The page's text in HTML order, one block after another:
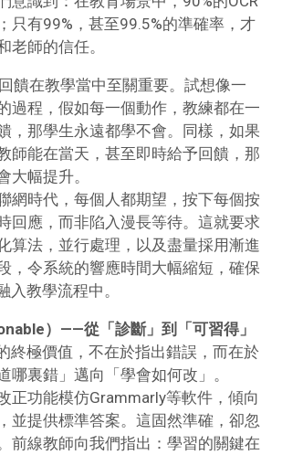
只有99%，甚至99.5%的準確率，才
老師的信任。
饋在教學當中至關重要。試想像一
過程，假如每一個動作，教練都在一
，那學生永遠都學不會。同樣，如果
師能在當天，甚至即時給予回饋，那
大幅提升。
網時代，每個人都期望，按下每個按
回應，而非陷入漫長等待。這就要求
算法，並行處理，以及盡量採用漸進
，令系統的響應時間大幅縮短，確保
入教學流程中。
）——從「診斷」到「可習得」
終極價值，不在於指出錯誤，而在於
哪裏錯」邁向「學會如何改」。
正功能模仿Grammarly等軟件，傾向
並提供標準答案。這固然準確，卻忽
前線教師向我們指出：學習的關鍵在